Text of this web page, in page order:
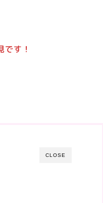
す！
CLOSE